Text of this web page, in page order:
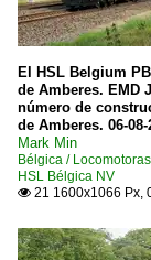
El HSL Belgium
de Amberes. EMD
número de
de Amberes. 06-08-
Mark Min
Bélgica /
HSL Bélgica NV
 21 1600x1066 Px,